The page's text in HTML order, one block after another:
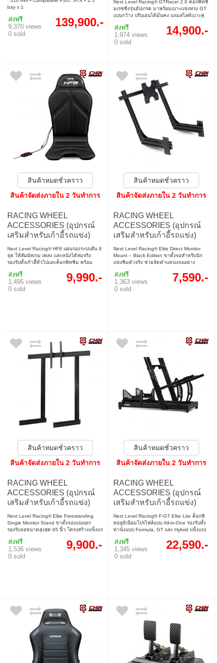
bay x 1
ส่งฟรี
9,370 views
0 sold
139,900.-
Next Level Racing® GTRacer 2.0 ค็อกพิทซิ
มเรซซิ่งรุ่นอัปเกรด มาพร้อมเบาะแข่งทรง GT
แบบกว้าง ปรับเอนได้มั่นคง แถมสไลด์เบาะคู่
มาลัย Direct Drive สูงสุด 13Nm ประกอบง่าย
ใช้งานได้ทั้งมือใหม่และโปร
ส่งฟรี
1,974 views
0 sold
14,900.-
สินค้าหมดชั่วคราว
สินค้าจัดส่งภายใน 2 วันทำการ
RACING WHEEL
ACCESSORIES (อุปกรณ์
เสริมสำหรับเก้าอี้รถแข่ง)
NEXT LEVEL RACING
HF8 PRO HAPTIC
FEEDBACK GAMING PAD
(NLR-G006)
Next Level Racing® HF8 แผ่นรองระบบสั่น 8
จุด ให้สัมผัสเกม เพลง และหนังได้สมจริง
รองรับทั้งเก้าอี้ทั่วไปและค็อกพิทซิม พร้อม
มอเตอร์ได้ ใช้งานง่ายไม่ต้องใช้การ์ดเสียง
เสริม
ส่งฟรี
1,495 views
0 sold
9,990.-
สินค้าหมดชั่วคราว
สินค้าจัดส่งภายใน 2 วันทำการ
RACING WHEEL
ACCESSORIES (อุปกรณ์
เสริมสำหรับเก้าอี้รถแข่ง)
ELITE DIRECT MONITOR
MOUNT (NLR-E017)
Next Level Racing® Elite Direct Monitor
Mount – Black Edition ขาตั้งจอสำหรับนัก
แข่งซิมตัวจริง ช่วยจัดตำแหน่งจออย่าง
โปร ดีไซน์ลงตัว หากใช้ร่วมกับ Motion
Platform แนะนำรุ่นขาตั้งแบบแยก
ส่งฟรี
1,363 views
0 sold
7,590.-
สินค้าหมดชั่วคราว
สินค้าจัดส่งภายใน 2 วันทำการ
RACING WHEEL
ACCESSORIES (อุปกรณ์
เสริมสำหรับเก้าอี้รถแข่ง)
MONITOR STAND ELITE
FREE STANDING SINGLE
(NLR-E035)
Next Level Racing® Elite Freestanding
Single Monitor Stand ขาตั้งจอแบบแยก
รองรับจอขนาดสูงสุด 65 นิ้ว โครงสร้างแข็งแร
ลงตัว เพิ่มความสมจริงให้ชุดจำลองการแข่ง
ระดับมืออาชีพ
ส่งฟรี
1,536 views
0 sold
9,900.-
สินค้าหมดชั่วคราว
สินค้าจัดส่งภายใน 2 วันทำการ
RACING WHEEL
ACCESSORIES (อุปกรณ์
เสริมสำหรับเก้าอี้รถแข่ง)
WHEEL PLATE F-GT
ELITE LITE EDITION
(NLR-E032)
Next Level Racing® F-GT Elite Lite ค็อกพิ
ทอลูมิเนียมโปรไฟล์แบบ All-in-One รองรับทั้ง
ท่านั่งแบบ Formula, GT และ Hybrid แข็งแรง
นำ เช่น Ferrari Esports และ Veloce เหมาะ
สำหรับนักแข่งทุกระดับ
ส่งฟรี
1,345 views
0 sold
22,590.-